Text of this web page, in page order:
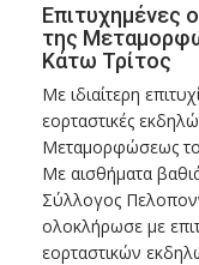
Επιτυχημένες
της
Κάτω Τρίτος
Με ιδιαίτερη
εορταστικές
Μεταμορφώσεως
Με αισθήματα
Σύλλογος
ολοκλήρωσε με
εορταστικών